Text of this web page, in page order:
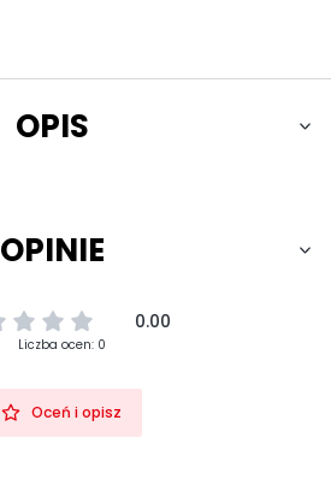
OPIS
OPINIE
0.00
Liczba ocen: 0
Oceń i opisz